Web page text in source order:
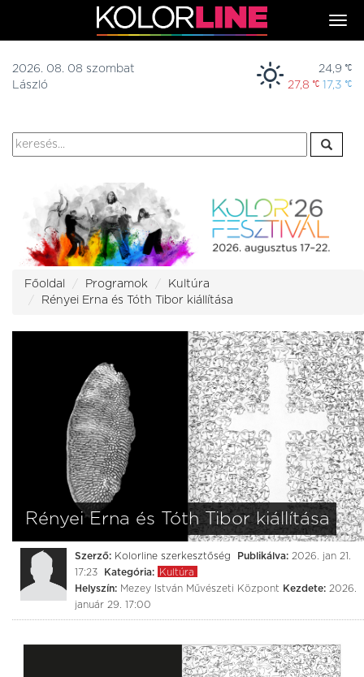
2026. 08. 08 szombat
László
24,9
27,8
17,3
Főoldal Programok
Kultúra
Rényei Erna és Tóth Tibor kiállítása
Rényei Erna és Tóth Tibor kiállítása
Szerző: Kolorline szerkesztőség Publikálva: 2026. jan 21.
17:23
Kategória:
Kultúra
Helyszín: Mezey István Művészeti Központ Kezdete: 2026.
január 29. 17:00